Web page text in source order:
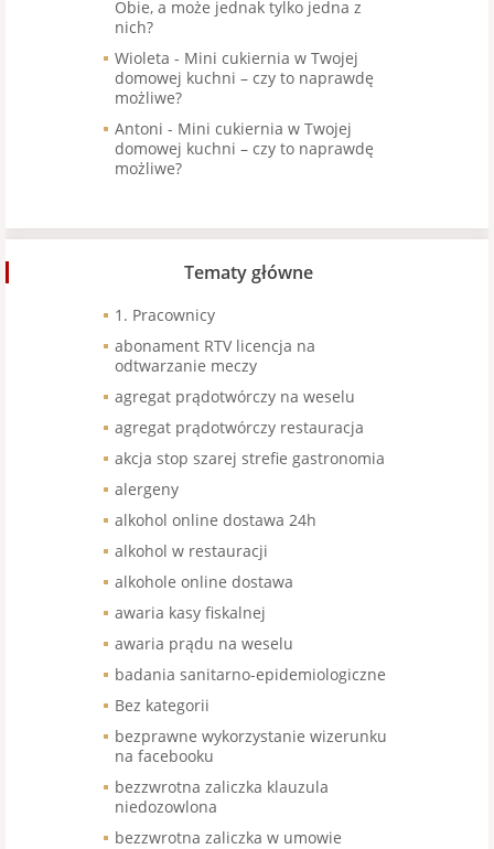
Obie, a może jednak tylko jedna z
nich?
Wioleta - Mini cukiernia w Twojej
domowej kuchni – czy to naprawdę
możliwe?
Antoni - Mini cukiernia w Twojej
domowej kuchni – czy to naprawdę
możliwe?
Tematy główne
1. Pracownicy
abonament RTV licencja na
odtwarzanie meczy
agregat prądotwórczy na weselu
agregat prądotwórczy restauracja
akcja stop szarej strefie gastronomia
alergeny
alkohol online dostawa 24h
alkohol w restauracji
alkohole online dostawa
awaria kasy fiskalnej
awaria prądu na weselu
badania sanitarno-epidemiologiczne
Bez kategorii
bezprawne wykorzystanie wizerunku
na facebooku
bezzwrotna zaliczka klauzula
niedozowlona
bezzwrotna zaliczka w umowie